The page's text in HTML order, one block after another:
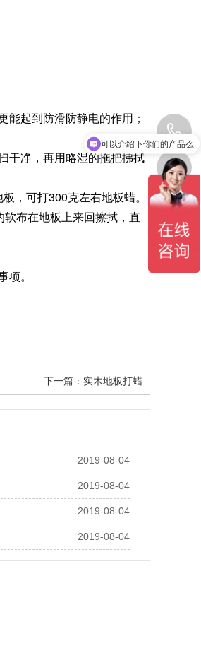
起到防滑防静电的作用；
干净，再用略湿的拖把拂拭
，可打300克左右地板蜡。
布在地板上来回擦拭，直
。
下一篇： 实木地板打蜡
2019-08-04
2019-08-04
2019-08-04
2019-08-04
可以介绍下你们的产品么
你们是怎么收费的呢